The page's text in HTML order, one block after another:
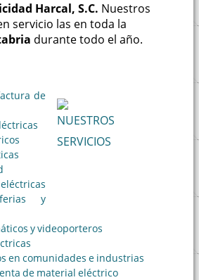
Harcal, S.C. Nuestros
servicio las en toda la
durante todo el año.
de
y
y videoporteros
en comunidades e industrias
de material eléctrico